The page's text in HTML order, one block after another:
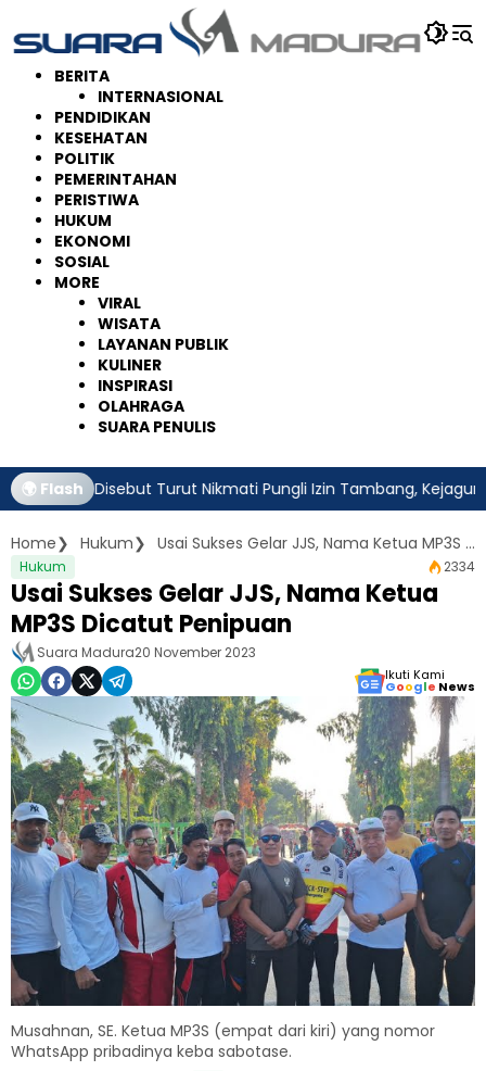
ke
konten
BERITA
INTERNASIONAL
PENDIDIKAN
KESEHATAN
POLITIK
PEMERINTAHAN
PERISTIWA
HUKUM
EKONOMI
SOSIAL
MORE
VIRAL
WISATA
LAYANAN PUBLIK
KULINER
INSPIRASI
OLAHRAGA
SUARA PENULIS
🌍 Flash
Disebut Turut Nikmati Pungli Izin Tambang, Kejagung Harus
Home Hukum Usai Sukses Gelar JJS, Nama Ketua MP3S Dicatut Penipuan
Hukum 2334
Usai Sukses Gelar JJS, Nama Ketua
MP3S Dicatut Penipuan
Suara Madura20 November 2023
Ikuti Kami
Google News
Musahnan, SE. Ketua MP3S (empat dari kiri) yang nomor
WhatsApp pribadinya keba sabotase.